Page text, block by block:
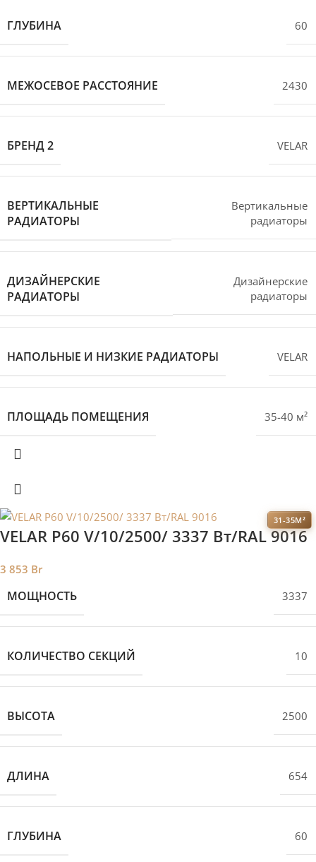
ГЛУБИНА 60
МЕЖОСЕВОЕ РАССТОЯНИЕ 2430
БРЕНД 2 VELAR
ВЕРТИКАЛЬНЫЕ
РАДИАТОРЫ
Вертикальные
радиаторы
ДИЗАЙНЕРСКИЕ
РАДИАТОРЫ
Дизайнерские
радиаторы
НАПОЛЬНЫЕ И НИЗКИЕ РАДИАТОРЫ VELAR
ПЛОЩАДЬ ПОМЕЩЕНИЯ 35-40 м²
31-35М²
VELAR P60 V/10/2500/ 3337 Bт/RAL 9016
3 853 Br
МОЩНОСТЬ 3337
КОЛИЧЕСТВО СЕКЦИЙ 10
ВЫСОТА 2500
ДЛИНА 654
ГЛУБИНА 60